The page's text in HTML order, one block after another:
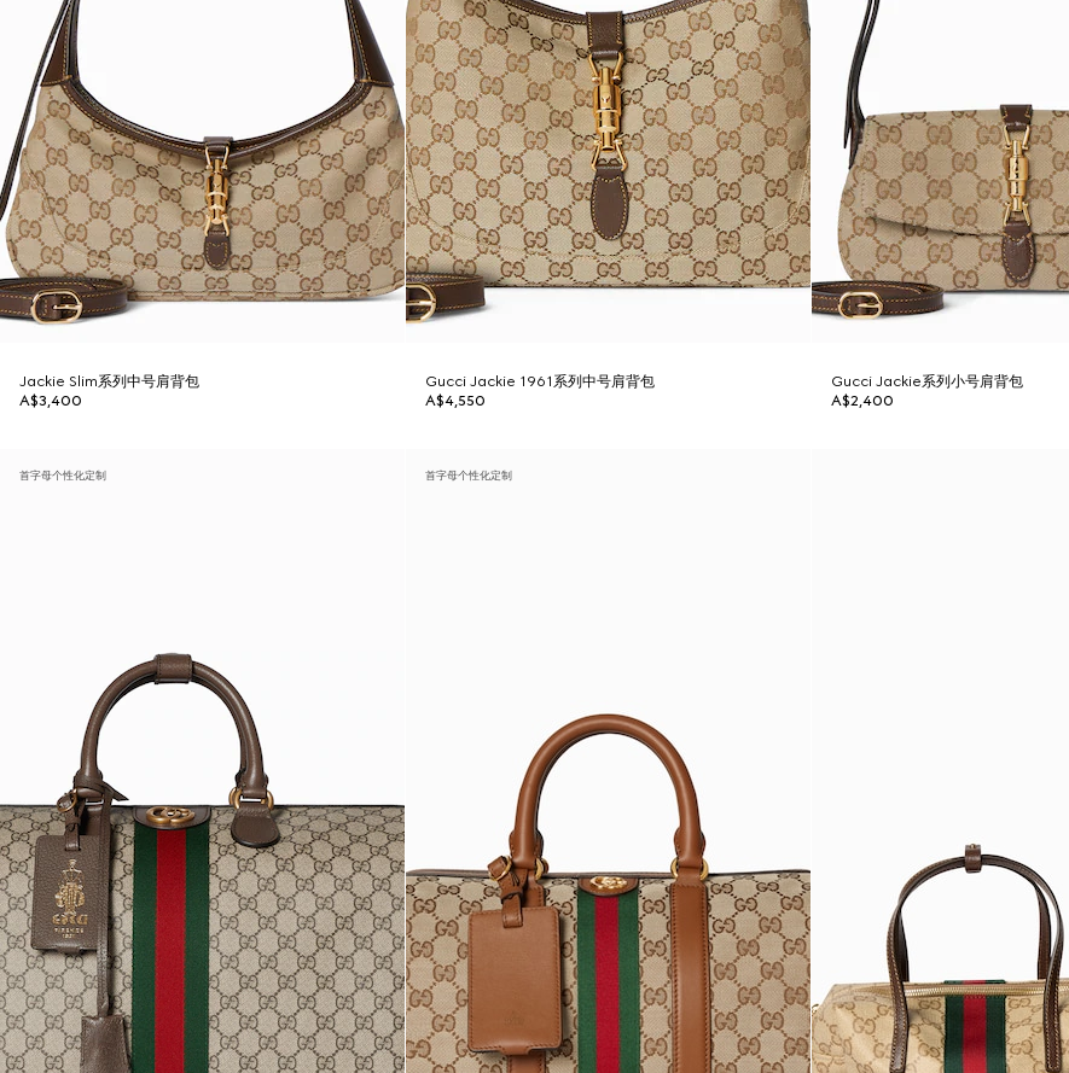
Jackie Slim系列中号肩背包
A$3,400
Gucci Jackie 1961系列中号肩背包
A$4,550
Gucci Jackie系列小号肩背包
A$2,400
首字母个性化定制 首字母个性化定制